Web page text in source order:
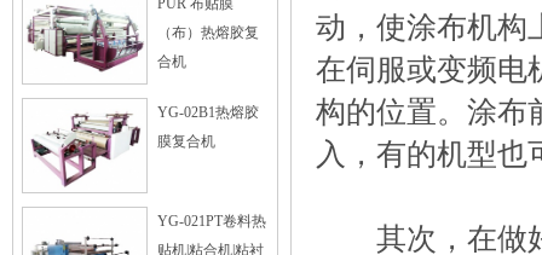
PUR 布贴膜
（布）热熔胶复
合机
YG-02B1热熔胶
膜复合机
YG-021PT卷料热
贴机|粘合机|粘衬
动，使涂布机构
在伺服或变频电
构的位置。涂布
入，有的机型也
其次，在做好